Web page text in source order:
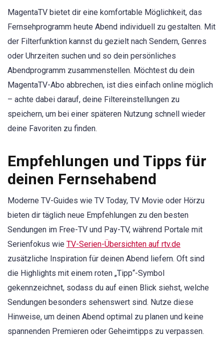
MagentaTV bietet dir eine komfortable Möglichkeit, das
Fernsehprogramm heute Abend individuell zu gestalten. Mit
der Filterfunktion kannst du gezielt nach Sendern, Genres
oder Uhrzeiten suchen und so dein persönliches
Abendprogramm zusammenstellen. Möchtest du dein
MagentaTV-Abo abbrechen, ist dies einfach online möglich
– achte dabei darauf, deine Filtereinstellungen zu
speichern, um bei einer späteren Nutzung schnell wieder
deine Favoriten zu finden.
Empfehlungen und Tipps für
deinen Fernsehabend
Moderne TV-Guides wie TV Today, TV Movie oder Hörzu
bieten dir täglich neue Empfehlungen zu den besten
Sendungen im Free-TV und Pay-TV, während Portale mit
Serienfokus wie TV-Serien-Übersichten auf rtv.de
zusätzliche Inspiration für deinen Abend liefern. Oft sind
die Highlights mit einem roten „Tipp“-Symbol
gekennzeichnet, sodass du auf einen Blick siehst, welche
Sendungen besonders sehenswert sind. Nutze diese
Hinweise, um deinen Abend optimal zu planen und keine
spannenden Premieren oder Geheimtipps zu verpassen.